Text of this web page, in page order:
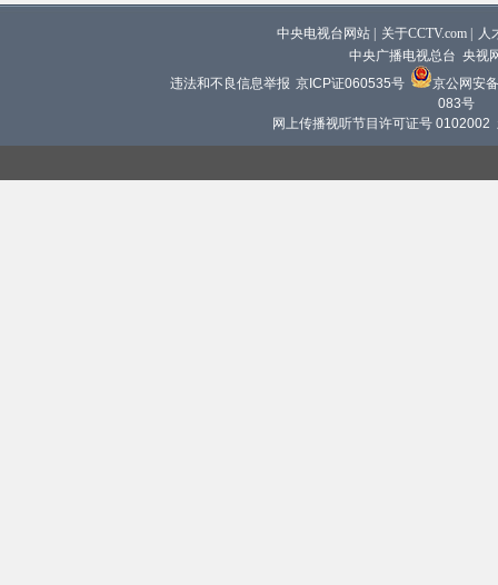
中央电视台网站 关于CCTV.com
人
中央广播电视总台 央视
违法和不良信息举报 京ICP证060535号
京公网安
083号
网上传播视听节目许可证号